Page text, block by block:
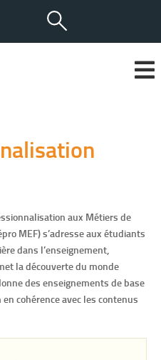
aux Métiers de
MEF) s’adresse aux étudiants
dans l’enseignement,
la découverte du monde
des enseignements de base
cohérence avec les contenus